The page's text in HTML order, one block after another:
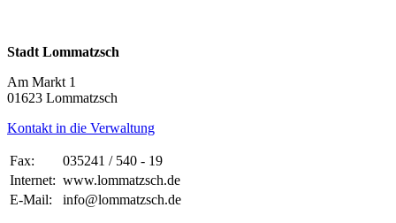
Stadt Lommatzsch
Am Markt 1
01623 Lommatzsch
Kontakt in die Verwaltung
Fax:
035241 / 540 - 19
Internet: www.lommatzsch.de
E-Mail:
info@lommatzsch.de